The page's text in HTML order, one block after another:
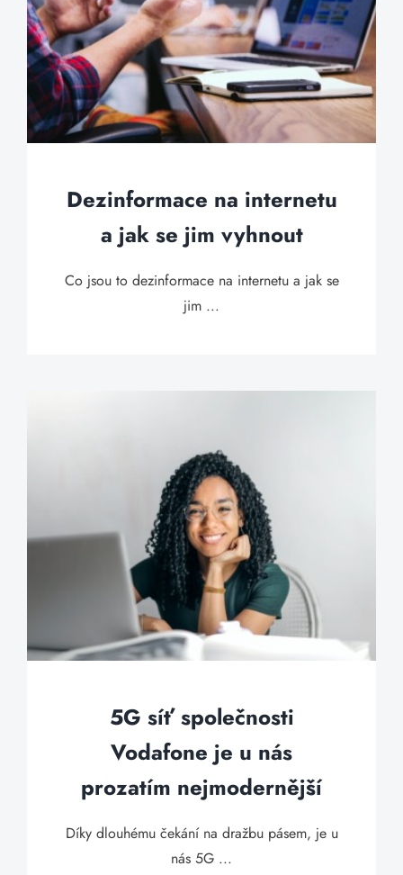
Dezinformace na internetu
a jak se jim vyhnout
Co jsou to dezinformace na internetu a jak se
jim ...
5G síť společnosti
Vodafone je u nás
prozatím nejmodernější
Díky dlouhému čekání na dražbu pásem, je u
nás 5G ...